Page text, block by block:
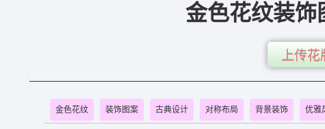
金色花纹装饰
上传花
金色花纹 装饰图案 古典设计 对称布局 背景装饰 优雅